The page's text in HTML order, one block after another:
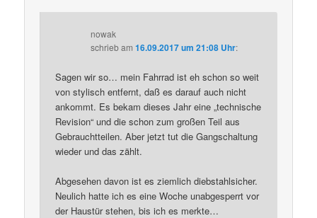
nowak
schriebam16.09.2017 um 21:08 Uhr:
Sagen wir so… mein Fahrrad ist eh schon so weit
von stylisch entfernt, daß es darauf auch nicht
ankommt. Es bekam dieses Jahr eine „technische
Revision“ und die schon zum großen Teil aus
Gebrauchtteilen. Aber jetzt tut die Gangschaltung
wieder und das zählt.
Abgesehen davon ist es ziemlich diebstahlsicher.
Neulich hatte ich es eine Woche unabgesperrt vor
der Haustür stehen, bis ich es merkte…